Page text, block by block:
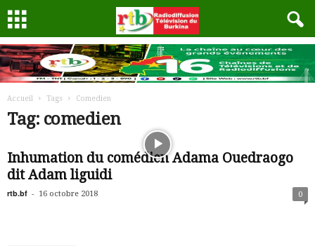
Accueil Tags Comedien
Tag: comedien
Inhumation du comédien Adama Ouedraogo
dit Adam liguidi
rtb.bf - 16 octobre 2018 0